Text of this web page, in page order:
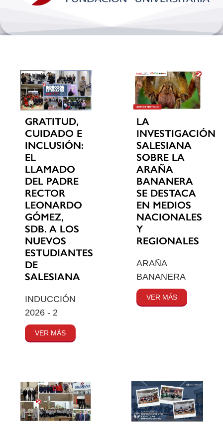
Investigación
Extension y desarrollo
GRATITUD,
CUIDADO E
INCLUSIÓN:
EL
LLAMADO
DEL PADRE
RECTOR
LEONARDO
GÓMEZ,
SDB. A LOS
NUEVOS
ESTUDIANTES
DE
SALESIANA
INDUCCIÓN
2026 - 2
VER MÁS
LA
INVESTIGACIÓN
SALESIANA
SOBRE LA
ARAÑA
BANANERA
SE DESTACA
EN MEDIOS
NACIONALES
Y
REGIONALES
ARAÑA
BANANERA
VER MÁS